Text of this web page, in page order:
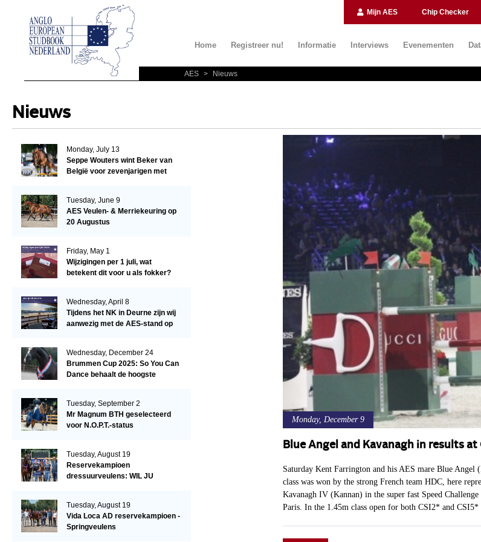
Mijn AES Chip Checker
Home Registreer nu! Informatie Interviews Evenementen
AES > Nieuws
Nieuws
Monday, December 9
Blue Angel and Kavanagh in results at
Saturday Kent Farrington and his AES mare Blue Angel
class was won by the strong French team HDC, here
Kavanagh IV (Kannan) in the super fast Speed
Paris. In the 1.45m class open for both CSI2* and CSI5*
Monday, July 13
Seppe Wouters wint Beker van
België voor zevenjarigen met
Tuesday, June 9
AES Veulen- & Merriekeuring op
20 Augustus
Friday, May 1
Wijzigingen per 1 juli, wat
betekent dit voor u als fokker?
Wednesday, April 8
Tijdens het NK in Deurne zijn wij
aanwezig met de AES-stand op
Wednesday, December 24
Brummen Cup 2025: So You Can
Dance behaalt de hoogste
Tuesday, September 2
Mr Magnum BTH geselecteerd
voor N.O.P.T.-status
Tuesday, August 19
Reservekampioen
dressuurveulens: WIL JU
Tuesday, August 19
Vida Loca AD reservekampioen -
Springveulens